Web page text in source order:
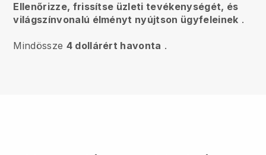
Ellenőrizze, frissítse üzleti tevékenységét, és
világszínvonalú élményt nyújtson ügyfeleinek .
Mindössze 4 dollárért havonta .